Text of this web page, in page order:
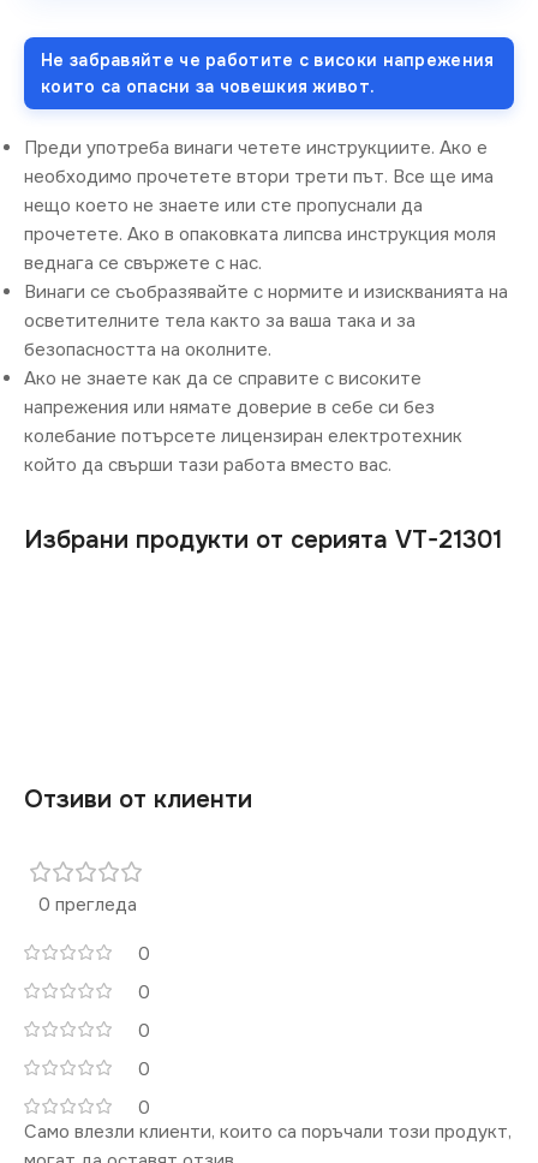
Не забравяйте че работите с високи напрежения
които са опасни за човешкия живот.
Преди употреба винаги четете инструкциите. Ако е
необходимо прочетете втори трети път. Все ще има
нещо което не знаете или сте пропуснали да
прочетете. Ако в опаковката липсва инструкция моля
веднага се свържете с нас.
Винаги се съобразявайте с нормите и изискванията на
осветителните тела както за ваша така и за
безопасността на околните.
Ако не знаете как да се справите с високите
напрежения или нямате доверие в себе си без
колебание потърсете лицензиран електротехник
който да свърши тази работа вместо вас.
Избрани продукти от серията VT-21301
Отзиви от клиенти
0 прегледа
0
0
0
0
0
Само влезли клиенти, които са поръчали този продукт,